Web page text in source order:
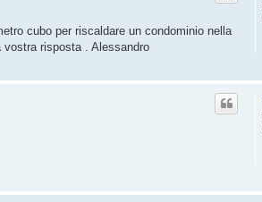
cubo per riscaldare un condominio nella
risposta . Alessandro